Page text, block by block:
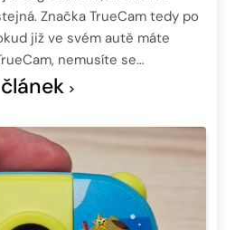
Značka TrueCam tedy po
již ve svém autě máte
nemusíte se…